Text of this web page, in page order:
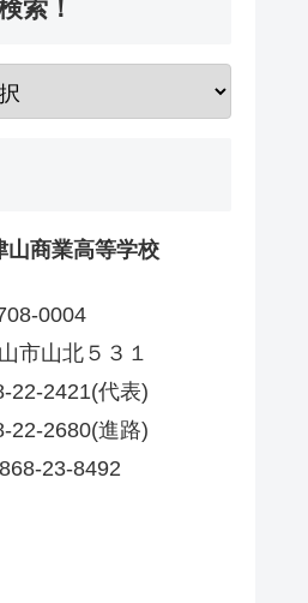
索！
山商業高等学校
0004
市山北５３１
22-2421(代表)
22-2680(進路)
23-8492